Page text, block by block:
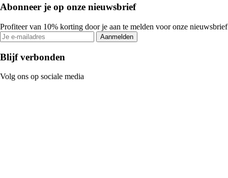
Abonneer je op onze nieuwsbrief
Profiteer van 10% korting door je aan te melden voor onze nieuwsbrief
Aanmelden
Blijf verbonden
Volg ons op sociale media